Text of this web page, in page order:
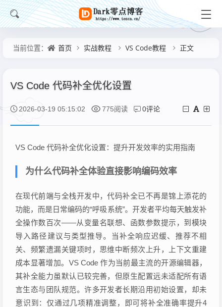
当前位置： 首页 实战教程 VS Code教程 正文
VS Code 代码补全优化设置
2026-03-19 05:15:02 775阅读 0评论
VS Code 代码补全优化设置：提升开发效率的实用指南
为什么代码补全体验直接影响编码效率
在现代前端与全栈开发中，代码补全已不再是锦上添花的
功能，而是日常编码的“呼吸系统”。开发者平均每天触发补
全操作数百次——从变量名联想、函数参数提示，到模块
导入路径建议与类型推导。当补全响应迟缓、推荐不相
关、频繁遗漏关键项时，思维中断频次上升，上下文重建
成本显著增加。VS Code 作为当前最主流的开源编辑器，
其补全能力虽默认已较完善，但原生配置远未适配所有语
言生态与团队规范。许多开发者长期沿用初始设置，却未
意识到：仅通过几项精准调整，即可将补全准确率提升4